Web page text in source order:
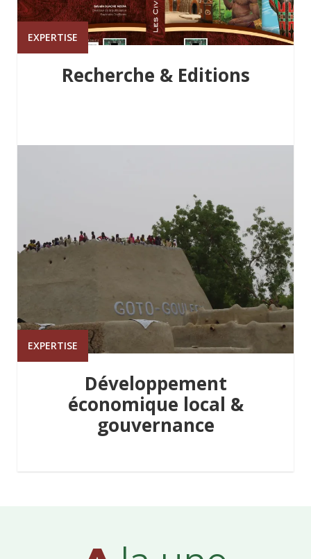
EXPERTISE
Recherche & Editions
EXPERTISE
Développement
économique local &
gouvernance